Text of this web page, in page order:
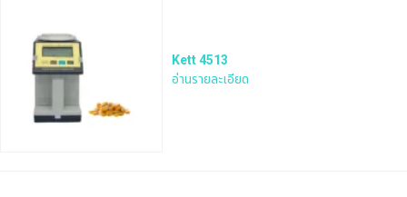
Kett 4513
อ่านรายละเอียด